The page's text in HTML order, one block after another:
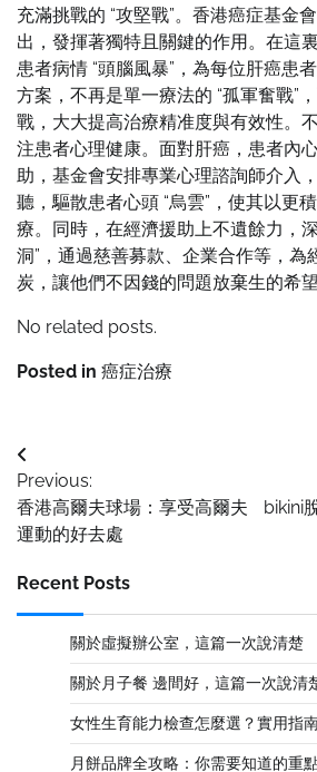
充滿挑戰的 “攻堅戰”。香港癌症基金
出，發揮著獨特且關鍵的作用。在這
患者病情 “頭腦風暴”，為每位肝癌患
方案，不再是單一療法的 “孤軍奮戰”
戰，大大提高治療精准度與有效性。
注患者心理健康。面對肝癌，患者內
助，基金會安排專業心理諮詢師介入
聽，驅散患者心頭 “烏雲”，使其以更
療。同時，在經濟援助上不遺餘力，
洞”，通過慈善募款、企業合作等，為
炭，讓他們不因錢的問題放棄生的希望
No related posts.
Posted in 癌症治療
Post
navigation
Previous:
香港高爾夫球場：享受高爾夫
運動的好去處
bikini
Recent Posts
關於虛擬辦公室，這篇一次說清楚
關於月子餐 邊間好，這篇一次說清
女性生育能力檢查怎麼選？實用指
月餅品牌全攻略：你需要知道的重